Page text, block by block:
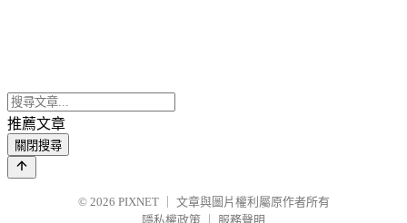
推薦文章
關閉搜尋
© 2026 PIXNET
文章與圖片權利屬原作者所有
隱私權政策
服務聲明